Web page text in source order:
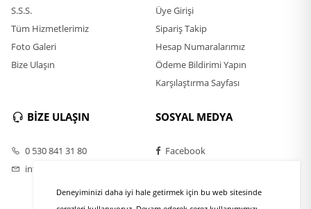
Deneyiminizi daha iyi hale getirmek için bu web sitesinde
S.S.S.
Tüm Hizmetlerimiz
Foto Galeri
Bize Ulaşın
Üye Girişi
Sipariş Takip
Hesap Numaralarımız
Ödeme Bildirimi Yapın
Karşılaştırma Sayfası
BİZE ULAŞIN
0 530 841 31 80
info@rulofirca.com
SOSYAL MEDYA
Facebook
Instagram
Youtube